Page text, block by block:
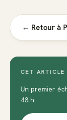
← Retour à
CET ARTICLE
Un premier
48 h.